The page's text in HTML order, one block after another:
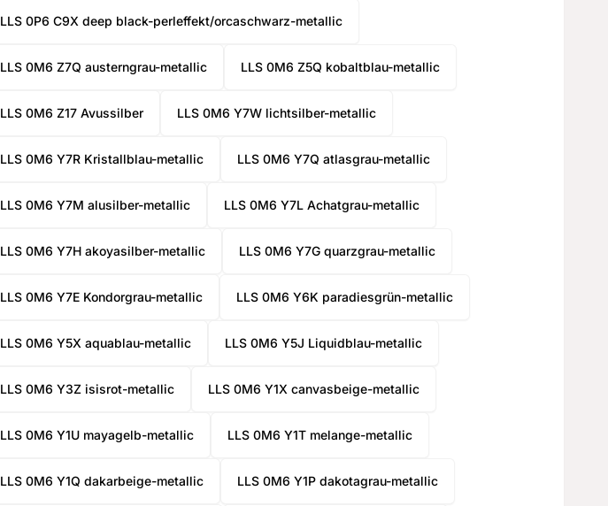
LLS 0P6 C9X deep black-perleffekt/orcaschwarz-metallic
LLS 0M6 Z7Q austerngrau-metallic LLS 0M6 Z5Q kobaltblau-metallic
LLS 0M6 Z17 Avussilber LLS 0M6 Y7W lichtsilber-metallic
LLS 0M6 Y7R Kristallblau-metallic LLS 0M6 Y7Q atlasgrau-metallic
LLS 0M6 Y7M alusilber-metallic LLS 0M6 Y7L Achatgrau-metallic
LLS 0M6 Y7H akoyasilber-metallic LLS 0M6 Y7G quarzgrau-metallic
LLS 0M6 Y7E Kondorgrau-metallic LLS 0M6 Y6K paradiesgrün-metallic
LLS 0M6 Y5X aquablau-metallic LLS 0M6 Y5J Liquidblau-metallic
LLS 0M6 Y3Z isisrot-metallic LLS 0M6 Y1X canvasbeige-metallic
LLS 0M6 Y1U mayagelb-metallic LLS 0M6 Y1T melange-metallic
LLS 0M6 Y1Q dakarbeige-metallic LLS 0M6 Y1P dakotagrau-metallic